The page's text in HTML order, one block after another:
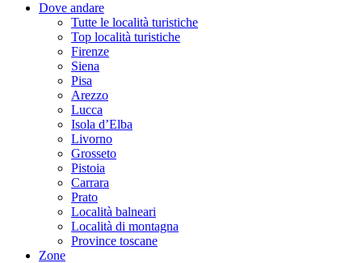
Dove andare
Tutte le località turistiche
Top località turistiche
Firenze
Siena
Pisa
Arezzo
Lucca
Isola d’Elba
Livorno
Grosseto
Pistoia
Carrara
Prato
Località balneari
Località di montagna
Province toscane
Zone